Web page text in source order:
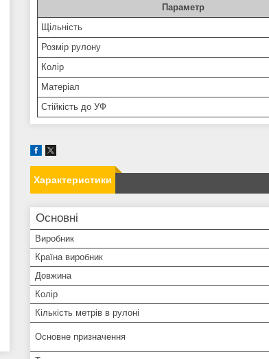
Параметр
Щільність
Розмір рулону
Колір
Матеріал
Стійкість до УФ
Характеристики
Основні
Виробник
Країна виробник
Довжина
Колір
Кількість метрів в рулоні
Основне призначення